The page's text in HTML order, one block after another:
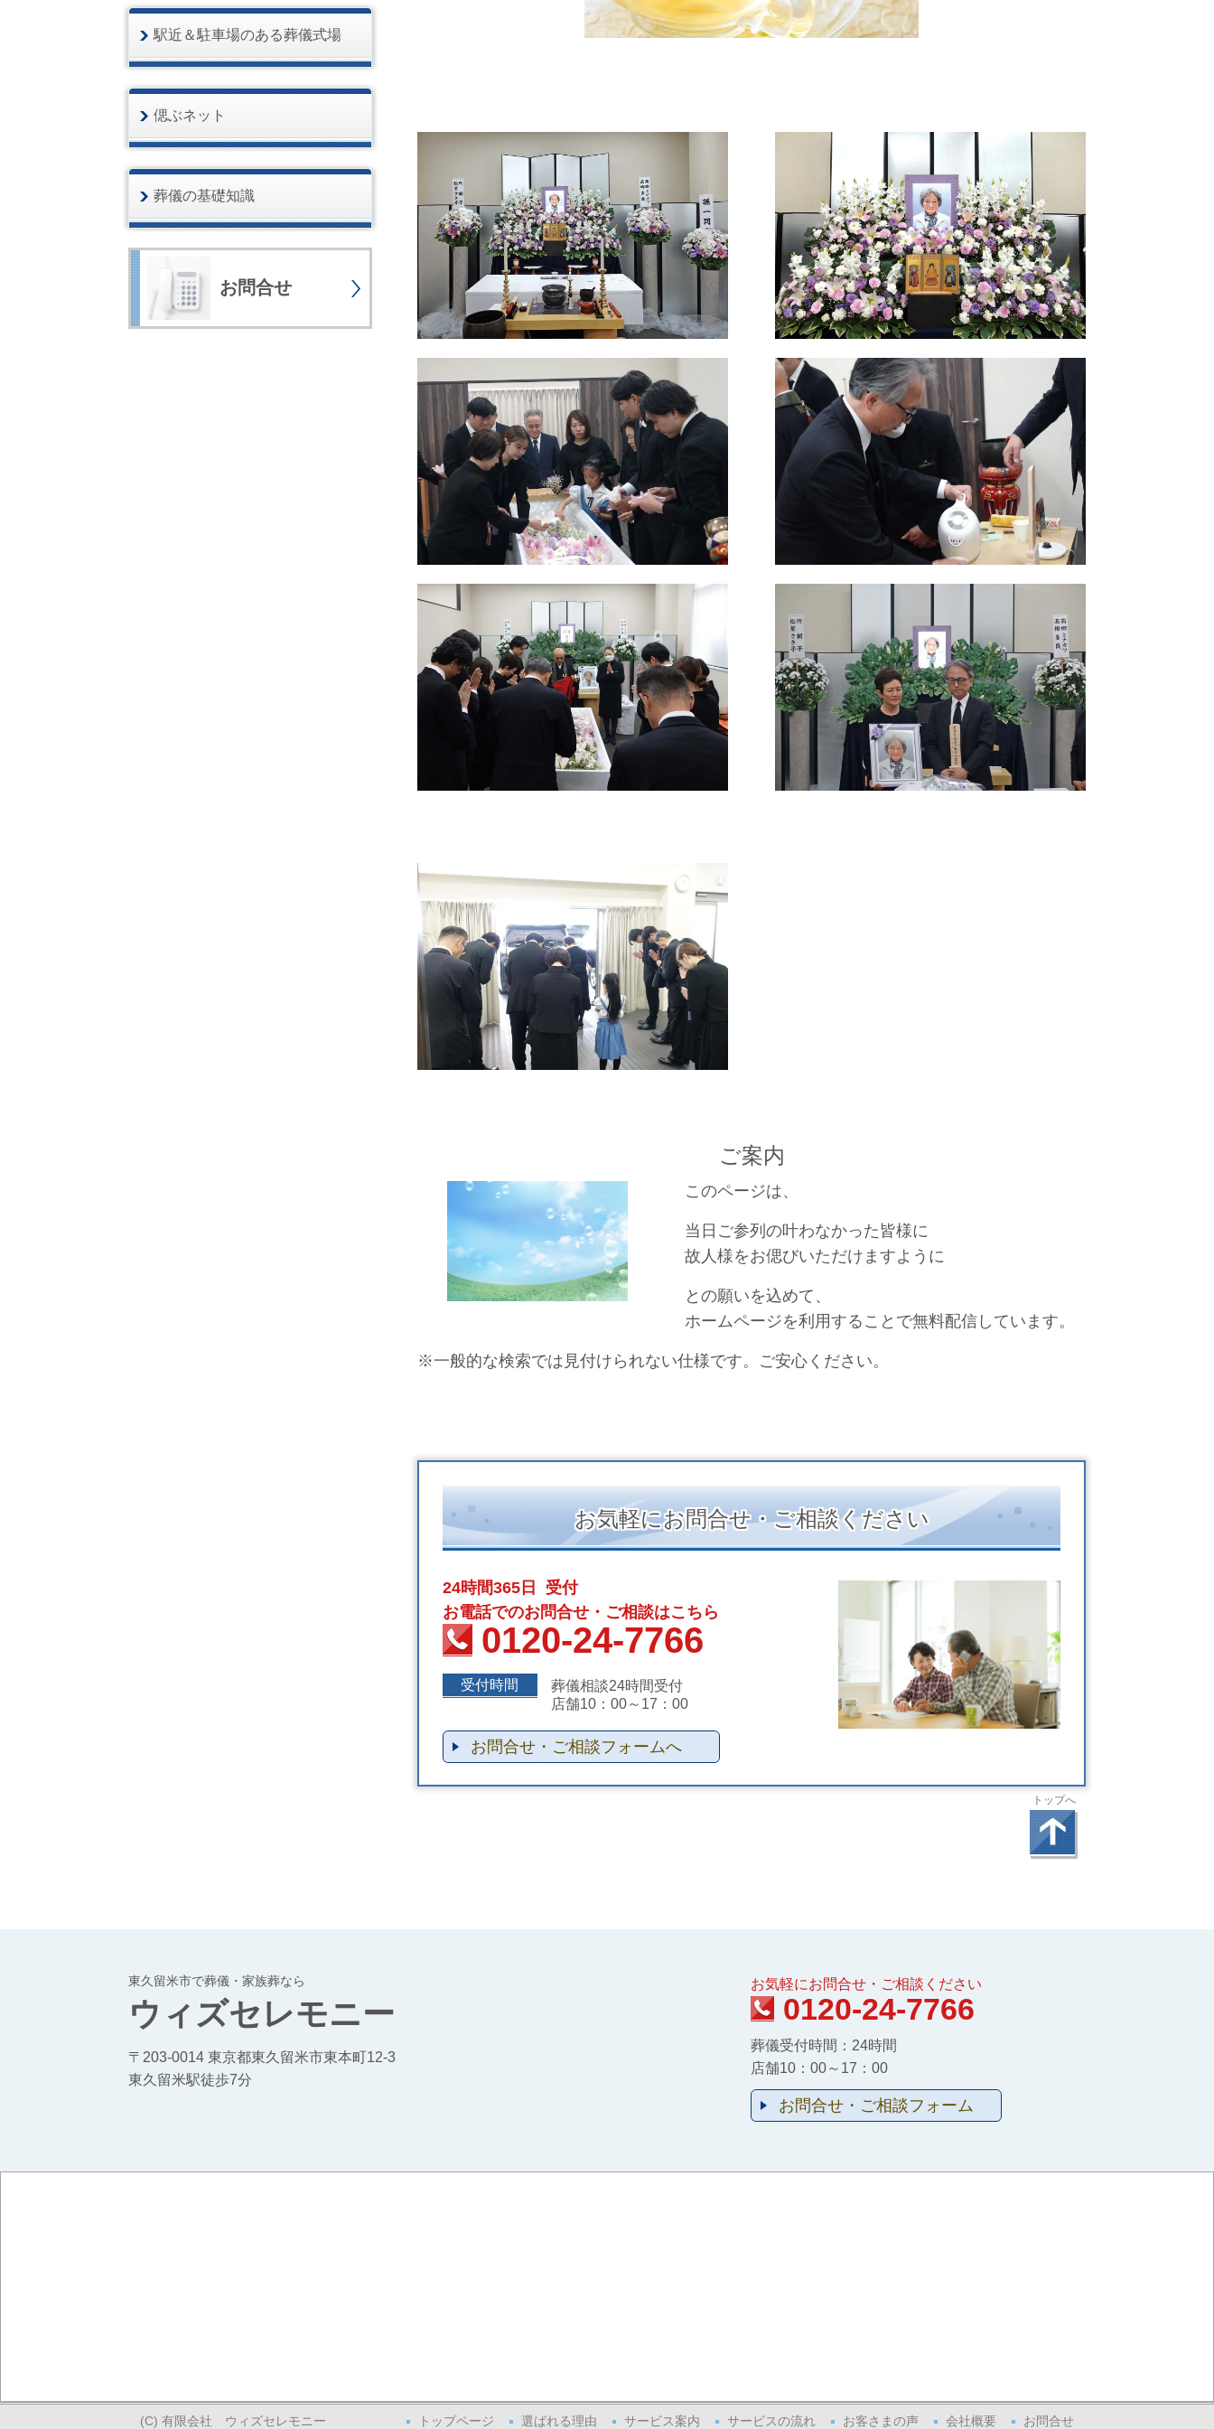
ご案内
このページは、
当日ご参列の叶わなかった皆様に
故人様をお偲びいただけますように
との願いを込めて、
ホームページを利用することで無料配信しています。
※一般的な検索では見付けられない仕様です。ご安心ください。
お気軽にお問合せ・ご相談ください
24時間365日 受付
お電話でのお問合せ・ご相談はこちら
0120-24-7766
受付時間
葬儀相談24時間受付
店舗10：00～17：00
お問合せ・ご相談フォームへ
トップへ
駅近＆駐車場のある葬儀式場
偲ぶネット
葬儀の基礎知識
お問合せ
東久留米市で葬儀・家族葬なら
ウィズセレモニー
〒203-0014 東京都東久留米市東本町12-3
東久留米駅徒歩7分
お気軽にお問合せ・ご相談ください
0120-24-7766
葬儀受付時間：24時間
店舗10：00～17：00
お問合せ・ご相談フォーム
(C) 有限会社 ウィズセレモニー トップページ 選ばれる理由 サービス案内 サービスの流れ お客さまの声 会社概要 お問合せ